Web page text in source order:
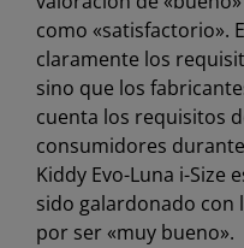
como «satisfactorio».
claramente los
sino que los
cuenta los requisitos
consumidores
Kiddy Evo-Luna i-Size
sido galardonado con
por ser «muy bueno».